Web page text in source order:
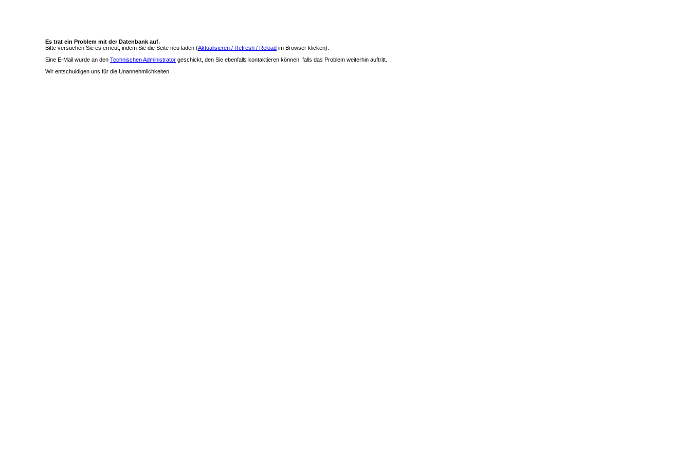
Es trat ein Problem mit der Datenbank auf.
Bitte versuchen Sie es erneut, indem Sie die Seite neu laden (Aktualisieren / Refresh / Reload im Browser klicken).
Eine E-Mail wurde an den Technischen Administrator geschickt, den Sie ebenfalls kontaktieren können, falls das Problem weiterhin auftritt.
Wir entschuldigen uns für die Unannehmlichkeiten.